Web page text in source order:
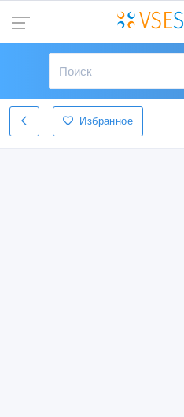
Избранное